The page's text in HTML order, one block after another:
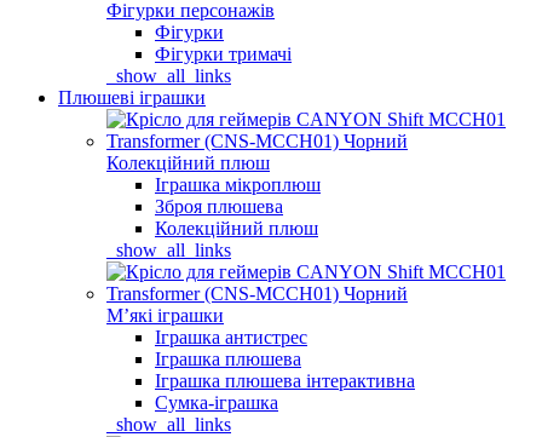
Фігурки персонажів
Фігурки
Фігурки тримачі
_show_all_links
Плюшеві іграшки
Колекційний плюш
Іграшка мікроплюш
Зброя плюшева
Колекційний плюш
_show_all_links
Мʼякі іграшки
Іграшка антистрес
Іграшка плюшева
Іграшка плюшева інтерактивна
Сумка-іграшка
_show_all_links